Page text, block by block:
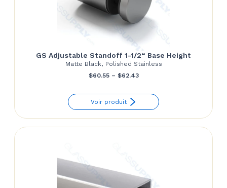
GS Adjustable Standoff 1-1/2“ Base Height
Matte Black, Polished Stainless
$60.55 – $62.43Price
$60.55
through
Voir produit